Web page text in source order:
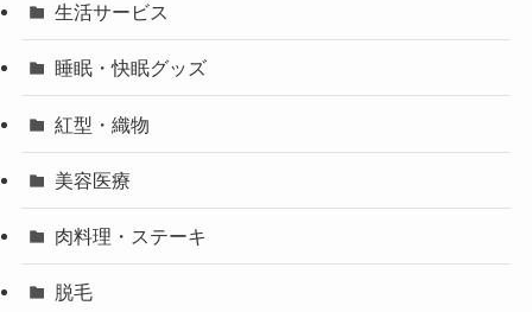
生活サービス
睡眠・快眠グッズ
紅型・織物
美容医療
肉料理・ステーキ
脱毛